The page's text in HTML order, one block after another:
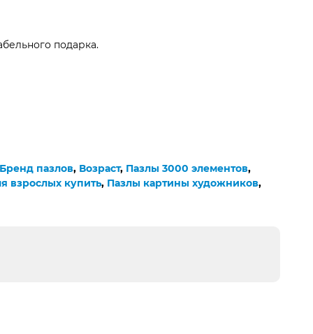
подарка.
Бренд пазлов, Возраст, Пазлы 3000 элементов,
взрослых купить, Пазлы картины художников,